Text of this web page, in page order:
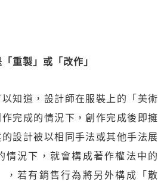
重製」或「改作」
知道，設計師在服裝上的「美術
完成的情況下，創作完成後即擁
設計被以相同手法或其他手法展
情況下，就會構成著作權法中的
，若有銷售行為將另外構成「散